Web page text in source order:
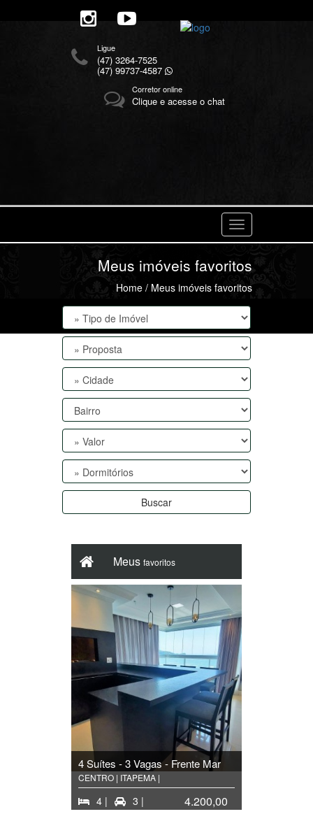
Ligue
(47) 3264-7525
(47) 99737-4587
Corretor online
Clique e acesse o chat
Navegaçåo
Meus imóveis favoritos
Home / Meus imóveis favoritos
Buscar
Meus favoritos
4 Suítes - 3 Vagas - Frente Mar
CENTRO | ITAPEMA |
4 | 3 | 4.200,00